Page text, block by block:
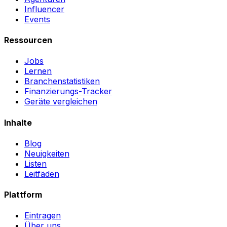
Influencer
Events
Ressourcen
Jobs
Lernen
Branchenstatistiken
Finanzierungs-Tracker
Geräte vergleichen
Inhalte
Blog
Neuigkeiten
Listen
Leitfäden
Plattform
Eintragen